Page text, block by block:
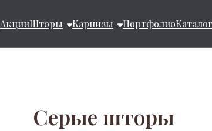
АкцииШторы Карнизы ПортфолиоКаталог
Серые шторы